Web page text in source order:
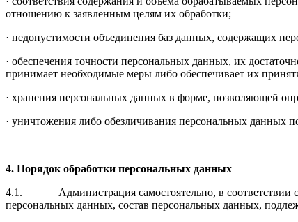
отношению к заявленным целям их обработки;
· недопустимости объединения баз данных, содержащих
· обеспечения точности персональных данных, их
принимает необходимые меры либо обеспечивает их
· хранения персональных данных в форме, позволяющей
· уничтожения либо обезличивания персональных данных
4. Порядок обработки персональных данных
4.1. Администрация самостоятельно, в соответствии с
персональных данных, состав персональных данных,